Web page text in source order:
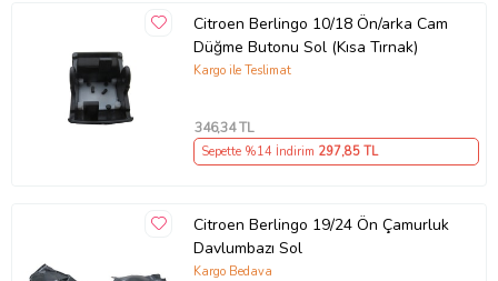
Citroen Berlingo 10/18 Ön/arka Cam
Düğme Butonu Sol (Kısa Tırnak)
Kargo ile Teslimat
346,34 TL
Sepette %14 İndirim 297,85 TL
Citroen Berlingo 19/24 Ön Çamurluk
Davlumbazı Sol
Kargo Bedava